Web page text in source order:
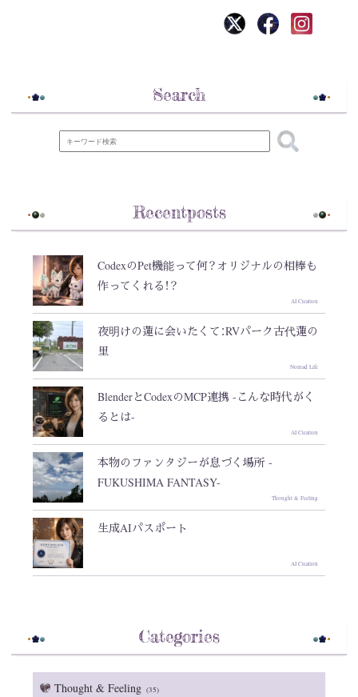
Search
Recentposts
CodexのPet機能って何？オリジナルの相棒も
作ってくれる！？
AI Creation
夜明けの蓮に会いたくて：RVパーク古代蓮の
里
Nomad Life
BlenderとCodexのMCP連携 -こんな時代がく
るとは-
AI Creation
本物のファンタジーが息づく場所 -
FUKUSHIMA FANTASY-
Thought & Feeling
生成AIパスポート
AI Creation
Categories
Thought & Feeling (35)